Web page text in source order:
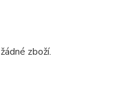
zboží.